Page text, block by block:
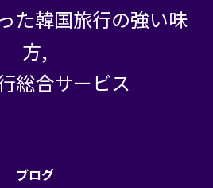
た韓国旅行の強い味
方,
総合サービス
ブログ